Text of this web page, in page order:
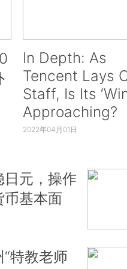
In Depth: As
Tencent Lays
Staff, Is Its
Approaching?
2022年04月01日
元，操作
基本面
特教老师